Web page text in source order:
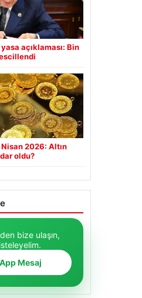
açıklaması: Bin
2026: Altın
oldu?
bize ulaşın,
Mesaj